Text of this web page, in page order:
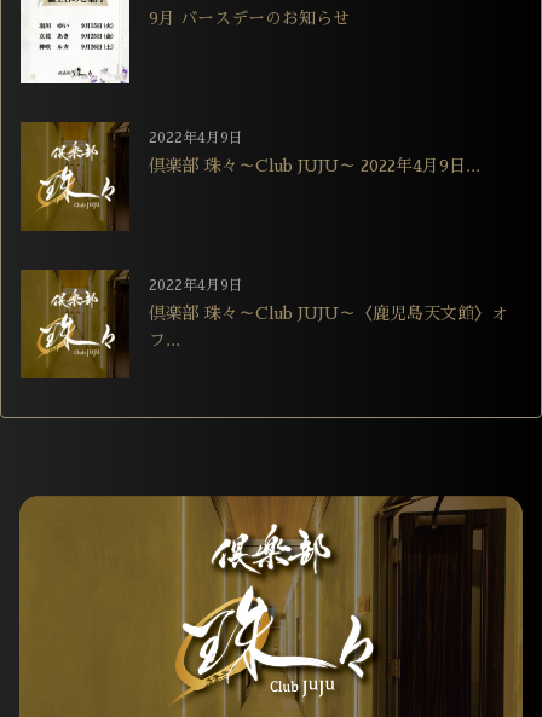
9月 バースデーのお知らせ
2022年4月9日
倶楽部 珠々～Club JUJU～ 2022年4月9日...
2022年4月9日
倶楽部 珠々～Club JUJU～〈鹿児島天文館〉オ
フ...